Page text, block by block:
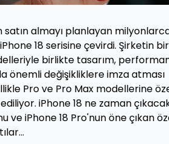
satın almayı planlayan
18 serisine çevirdi. Şirketin
birlikte tasarım,
önemli değişikliklere imza atması
Pro ve Pro Max modellerine
iPhone 18 ne zaman
ve iPhone 18 Pro'nun öne çıkan